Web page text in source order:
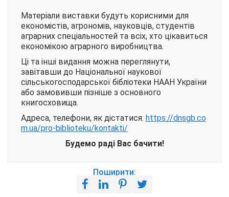
Матеріали виставки будуть корисними для
економістів, агрономів, науковців, студентів
аграрних спеціальностей та всіх, хто цікавиться
економікою аграрного виробництва.
Ці та інші видання можна переглянути,
завітавши до Національної наукової
сільськогосподарської бібліотеки НААН України
або замовивши пізніше з основного
книгосховища.
Адреса, телефони, як дістатися: https://dnsgb.co
m.ua/pro-biblioteku/kontakti/
Будемо раді Вас бачити!
Поширити: